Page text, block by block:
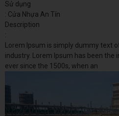
Sử dụng
: Cửa Nhựa An Tín
Description
:
Lorem Ipsum is simply dummy text
industry. Lorem Ipsum has been
ever since the 1500s, when an